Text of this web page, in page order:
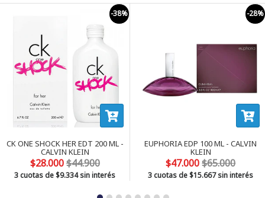
-28%
EUPHORIA EDP 100 ML - CALVIN
KLEIN
$47.000$65.000
3 cuotas de$15.667sin interés
-
CK IN 2 U HER EDT 150 ML -
CALVIN...
$24.000$39.900
3 cuotas de$8.000sin interés